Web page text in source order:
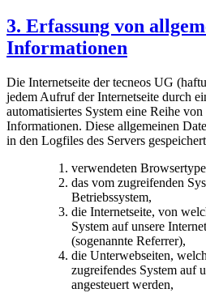
3. Erfassung von
Informationen
Die Internetseite der tecneos UG
jedem Aufruf der Internetseite durch
automatisiertes System eine Reihe
Informationen. Diese allgemeinen
in den Logfiles des Servers
verwendeten
das vom zugreifenden
Betriebssystem,
die Internetseite, von
System auf unsere
(sogenannte Referrer),
die Unterwebseiten,
zugreifendes System auf
angesteuert werden,